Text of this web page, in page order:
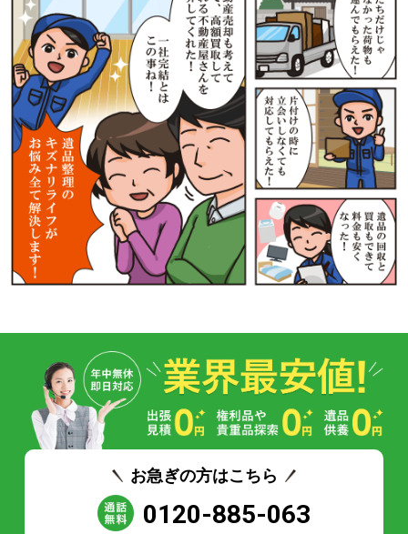
お急ぎの方はこちら
0120-885-063